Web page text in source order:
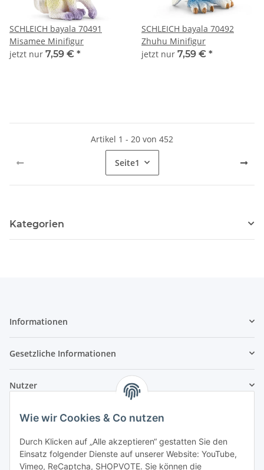
Wie wir Cookies & Co nutzen
Durch Klicken auf „Alle akzeptieren“ gestatten Sie den
Einsatz folgender Dienste auf unserer Website: YouTube,
Vimeo, ReCaptcha, SHOPVOTE. Sie können die
SCHLEICH bayala 70491
Misamee Minifigur
jetzt nur 7,59 € *
SCHLEICH bayala 70492
Zhuhu Minifigur
jetzt nur 7,59 € *
Artikel 1 - 20 von 452
Seite1
Kategorien
Informationen
Gesetzliche Informationen
Nutzer